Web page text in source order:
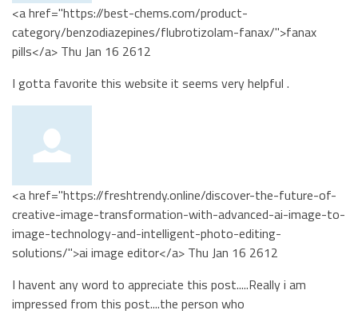
<a href="https://best-chems.com/product-
category/benzodiazepines/flubrotizolam-fanax/">fanax
pills</a> Thu Jan 16 2612
I gotta favorite this website it seems very helpful .
<a href="https://freshtrendy.online/discover-the-future-of-
creative-image-transformation-with-advanced-ai-image-to-
image-technology-and-intelligent-photo-editing-
solutions/">ai image editor</a> Thu Jan 16 2612
I havent any word to appreciate this post.....Really i am
impressed from this post....the person who